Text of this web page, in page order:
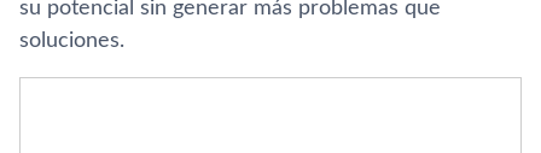
su potencial sin generar más problemas que
soluciones.